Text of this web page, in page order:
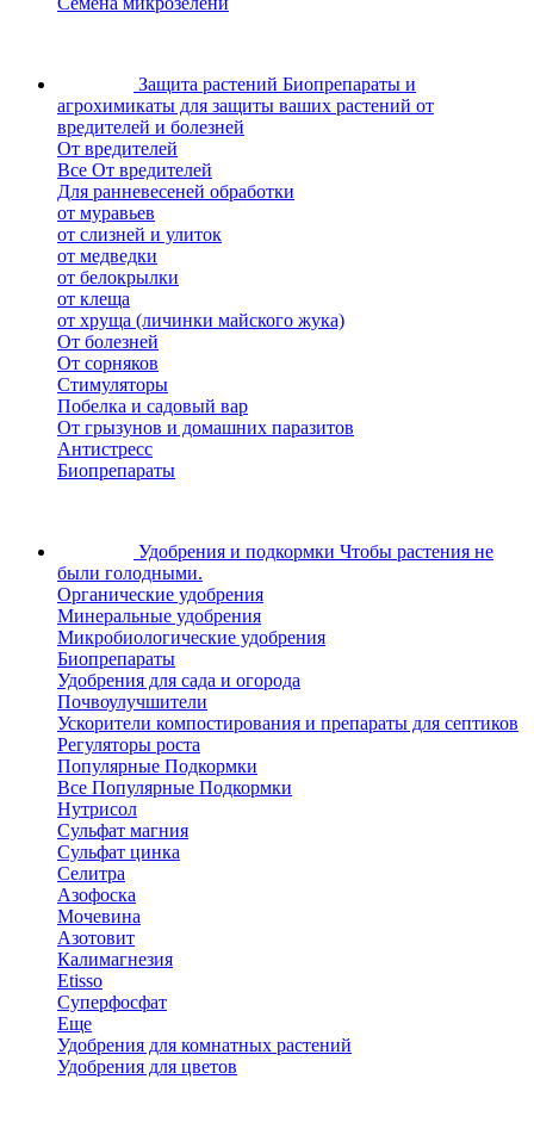
Защита растений Биопрепараты и
агрохимикаты для защиты ваших растений от
вредителей и болезней
От вредителей
Все От вредителей
Для ранневесеней обработки
от муравьев
от слизней и улиток
от медведки
от белокрылки
от клеща
от хруща (личинки майского жука)
От болезней
От сорняков
Стимуляторы
Побелка и садовый вар
От грызунов и домашних паразитов
Антистресс
Биопрепараты
Удобрения и подкормки Чтобы растения не
были голодными.
Органические удобрения
Минеральные удобрения
Микробиологические удобрения
Биопрепараты
Удобрения для сада и огорода
Почвоулучшители
Ускорители компостирования и препараты для септиков
Регуляторы роста
Популярные Подкормки
Все Популярные Подкормки
Нутрисол
Сульфат магния
Сульфат цинка
Селитра
Азофоска
Мочевина
Азотовит
Калимагнезия
Etisso
Суперфосфат
Еще
Удобрения для комнатных растений
Удобрения для цветов